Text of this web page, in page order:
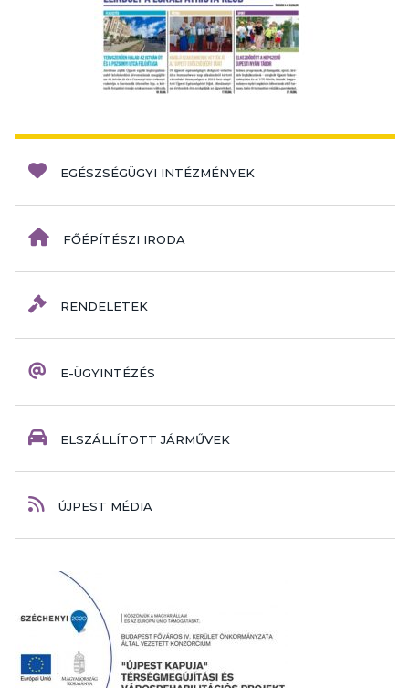
EGÉSZSÉGÜGYI INTÉZMÉNYEK
FŐÉPÍTÉSZI IRODA
RENDELETEK
E-ÜGYINTÉZÉS
ELSZÁLLÍTOTT JÁRMŰVEK
ÚJPEST MÉDIA